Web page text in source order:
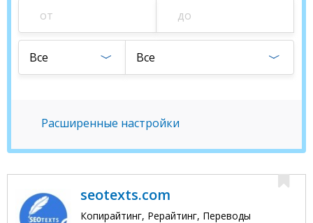
Все Все
Расширенные настройки
seotexts.com
Копирайтинг, Рерайтинг, Переводы